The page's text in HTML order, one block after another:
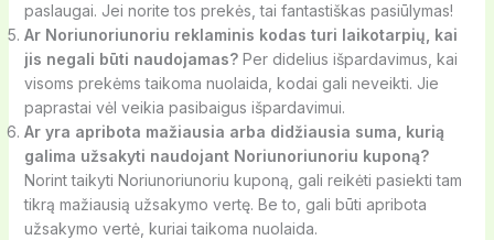
paslaugai. Jei norite tos prekės, tai fantastiškas pasiūlymas!
Ar Noriunoriunoriu reklaminis kodas turi laikotarpių, kai
jis negali būti naudojamas?Per didelius išpardavimus, kai
visoms prekėms taikoma nuolaida, kodai gali neveikti. Jie
paprastai vėl veikia pasibaigus išpardavimui.
Ar yra apribota mažiausia arba didžiausia suma, kurią
galima užsakyti naudojant Noriunoriunoriu kuponą?
Norint taikyti Noriunoriunoriu kuponą, gali reikėti pasiekti tam
tikrą mažiausią užsakymo vertę. Be to, gali būti apribota
užsakymo vertė, kuriai taikoma nuolaida.